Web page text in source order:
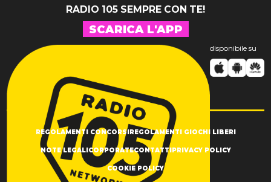
RADIO 105 SEMPRE CON TE!
SCARICA L'APP
disponibile su
REGOLAMENTI CONCORSI REGOLAMENTI GIOCHI LIBERI
NOTE LEGALI CORPORATECONTATTI PRIVACY POLICY
COOKIE POLICY